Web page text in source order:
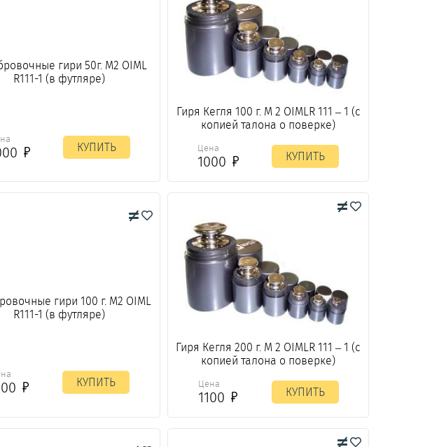
гири 50г. М2 OIML
R111-1 (в футляре)
КУПИТЬ
Гиря Кегля 100 г. М 2 OIMLR 111 – 1 (с
копией талона о поверке)
Цена
1000 КУПИТЬ
гири 100 г. М2 OIML
R111-1 (в футляре)
КУПИТЬ
Гиря Кегля 200 г. М 2 OIMLR 111 – 1 (с
копией талона о поверке)
Цена
1100 КУПИТЬ